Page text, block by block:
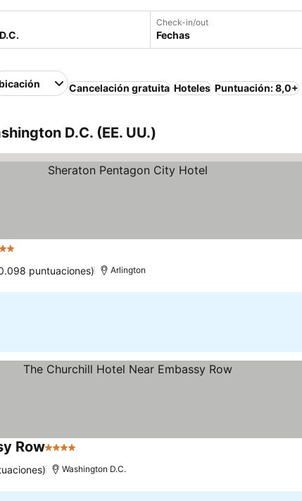
Check-in/out
Fechas
Cancelación gratuita Hoteles Puntuación: 8,0+
D.C. (EE. UU.)
puntuaciones) Arlington
Row4 Estrellas
Washington D.C.